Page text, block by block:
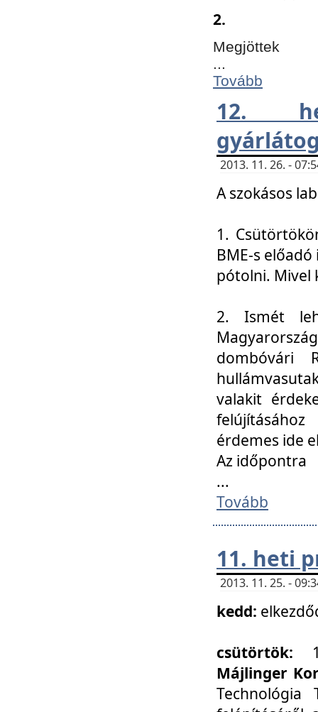
2.
Megjöttek
...
Tovább
12.
2013. 11. 26. -
A szokásos
1.
BME-s
pótolni. Mivel
2. Ismét
dombóvári
valakit
érdemes ide
Az időpontra
...
Tovább
11. heti
2013. 11. 25. -
kedd:
csütörtök:
Májlinger
Technológia